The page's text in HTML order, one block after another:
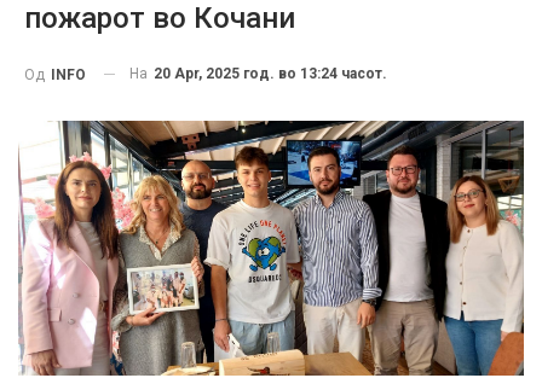
пожарот во Кочани
Од INFO На 20 Apr, 2025 год. во 13:24 часот.